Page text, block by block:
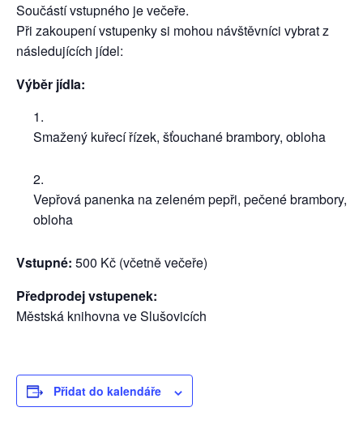
Součástí vstupného je večeře.
Při zakoupení vstupenky si mohou návštěvníci vybrat z
následujících jídel:
Výběr jídla:
Smažený kuřecí řízek, šťouchané brambory, obloha
Vepřová panenka na zeleném pepři, pečené brambory,
obloha
Vstupné: 500 Kč (včetně večeře)
Předprodej vstupenek:
Městská knihovna ve Slušovicích
Přidat do kalendáře